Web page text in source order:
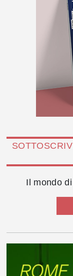
Il mondo